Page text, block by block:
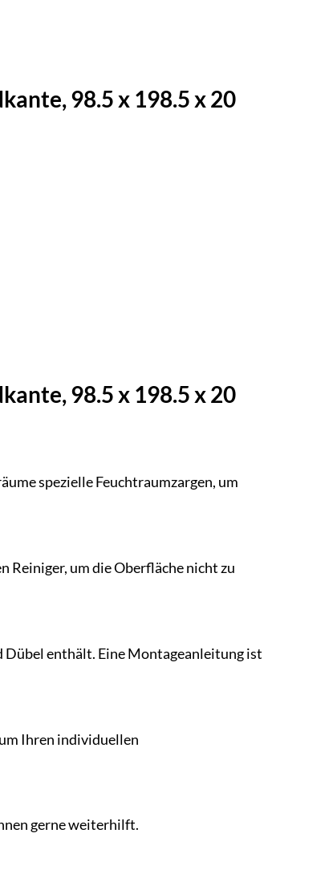
98.5 x 198.5 x 20
98.5 x 198.5 x 20
spezielle Feuchtraumzargen, um
Reiniger, um die Oberfläche nicht zu
Dübel enthält. Eine Montageanleitung ist
Ihren individuellen
gerne weiterhilft.